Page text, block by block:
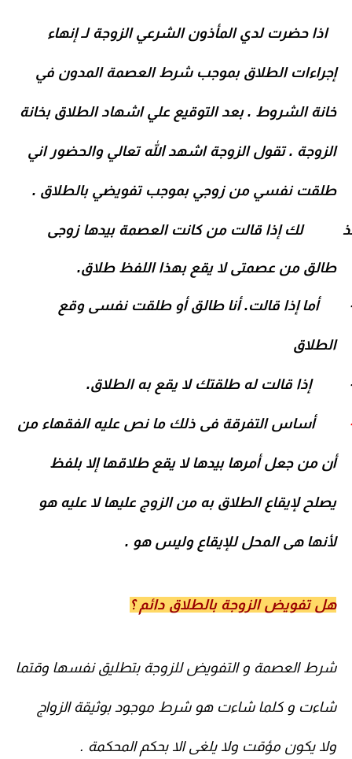
اذا حضرتلدي المأذون الشرعيالزوجة لـإنهاء
إجراءات الطلاق بموجب شرط العصمة المدون في
خانة الشروط . بعد التوقيع علي اشهاد الطلاق بخانة
الزوجة . تقول الزوجة اشهد الله تعالي والحضور اني
طلقت نفسي من زوجي بموجب تفويضي بالطلاق .
لك إذا قالت من كانت العصمة بيدها زوجى
طالق من عصمتى لا يقع بهذا اللفظ طلاق.
أما إذا قالت. أنا طالق أو طلقت نفسى وقع
الطلاق
إذا قالت له طلقتك لا يقع به الطلاق.
أساس التفرقة فى ذلك ما نص عليه الفقهاء من
أن من جعل أمرها بيدها لا يقع طلاقها إلا بلفظ
يصلح لإيقاع الطلاق به من الزوج عليها لا عليه هو
لأنها هى المحل للإيقاع وليس هو .
هل تفويض الزوجة بالطلاق دائم ؟
شرط العصمة و التفويض للزوجة بتطليق نفسها وقتما
شاءت و كلما شاءت هو شرط موجود بوثيقة الزواج
ولا يكون مؤقت ولا يلغى الا بحكم المحكمة .